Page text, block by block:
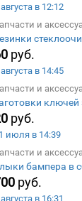
в 12:12
и
руб.
в 14:45
и
руб.
июля в 14:39
и
бампера в
руб.
в 16:31